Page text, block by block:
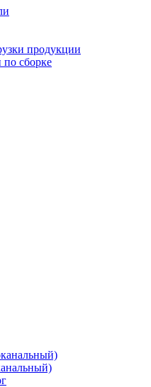
продукции
сборке